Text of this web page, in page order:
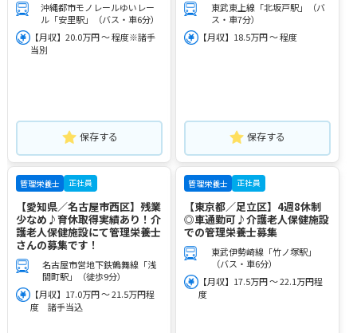
沖縄都市モノレールゆいレー
ル「安里駅」（バス・車6分）
【月収】20.0万円 ～ 程度※諸手
当別
保存する
東武東上線「北坂戸駅」（バ
ス・車7分）
【月収】18.5万円 ～ 程度
保存する
管理栄養士 正社員
【愛知県／名古屋市西区】残業
少なめ♪育休取得実績あり！介
護老人保健施設にて管理栄養士
さんの募集です！
名古屋市営地下鉄鶴舞線「浅
間町駅」（徒歩9分）
【月収】17.0万円 ～ 21.5万円程
度 諸手当込
管理栄養士 正社員
【東京都／足立区】4週8休制
◎車通勤可♪介護老人保健施設
での管理栄養士募集
東武伊勢崎線「竹ノ塚駅」
（バス・車6分）
【月収】17.5万円 ～ 22.1万円程
度